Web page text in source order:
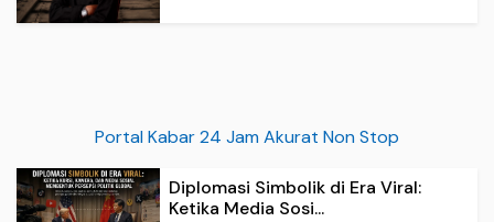
Portal Kabar 24 Jam Akurat Non Stop
Diplomasi Simbolik di Era Viral:
Ketika Media Sosi...